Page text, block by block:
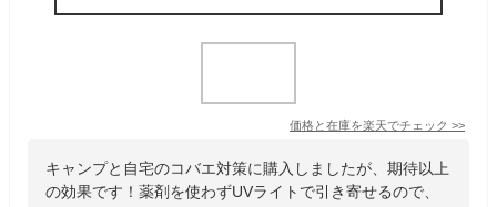
価格と在庫を楽天でチェック >>
キャンプと自宅のコバエ対策に購入しましたが、期待以上
の効果です！薬剤を使わずUVライトで引き寄せるので、